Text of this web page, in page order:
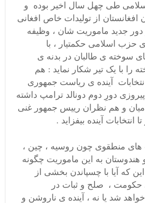
طی چهل سال اخیر بوده و
افغانستان از تولیدات خاص افغانی
دور جدید ماموریت شان ، وظیفه
ی حزب اسلامی حکمتیار ، با
سوخته ی طالبان در بدنه ی
را با یک تیر شکار نماید : هم
آینده ی ریاست جمهوری
دورِ دوم دونالد ترامپ داشته
و هم نظران رییس جمهور غنی
انتخابات آینده بیفزاید .
منطقوی چون روسیه ، چین ،
و هندوستان به این ماموریت چگونه
که آیا با چسپاندن بخشی از
حکومت ، صلح و ثبات در
خواهد شد یا نه ، آینده ی ناروشن و